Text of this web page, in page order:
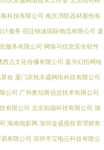
科技有限公司 南京消防器材股份有
计服务 宿迁锦途国际物流有限公司 厦
服务有限公司 网络与信息安全软件
西点文化传播有限公司 嘉兴幻恒网络
算命 厦门庆祝丰盛网络科技有限公司
公司 广州奥珀斯信息技术有限公司
有限公司 北京灿描科技有限公司 湖
海南电影网 深圳金盛股投资理财有
有限公司 深圳市宝电云科技有限公